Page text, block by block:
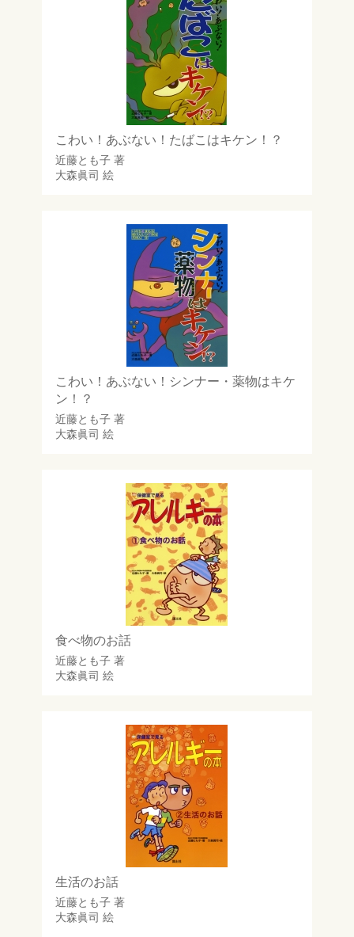
こわい！あぶない！たばこはキケン！？
近藤とも子著
大森眞司 絵
こわい！あぶない！シンナー・薬物はキケ
ン！？
近藤とも子著
大森眞司 絵
食べ物のお話
近藤とも子著
大森眞司 絵
生活のお話
近藤とも子著
大森眞司 絵